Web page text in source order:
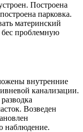
Построена
парковка.
материнский
бес проблемную
внутренние
канализации.
Возведен
наблюдение.